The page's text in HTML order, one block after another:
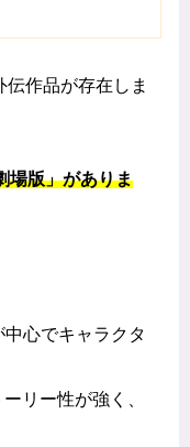
作品が存在しま
場版」がありま
心でキャラクタ
リー性が強く、